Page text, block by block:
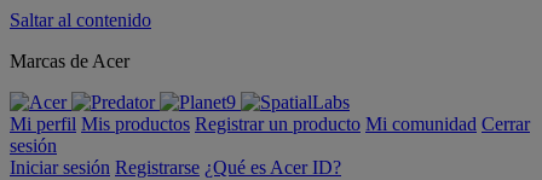
Saltar al contenido
Marcas de Acer
Mi perfil Mis productos Registrar un producto Mi comunidad Cerrar
sesión
Iniciar sesión Registrarse ¿Qué es Acer ID?